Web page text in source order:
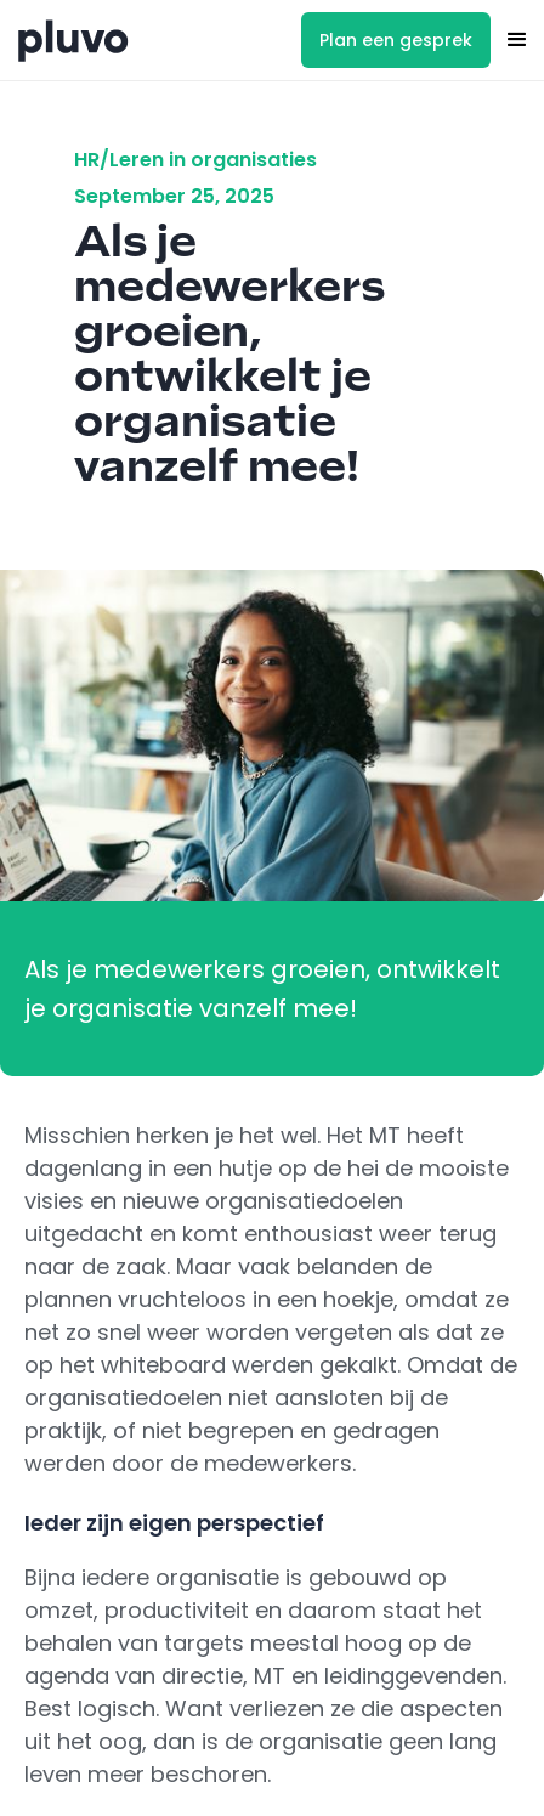
Plan een gesprek
HR/Leren in organisaties
September 25, 2025
Als je
medewerkers
groeien,
ontwikkelt je
organisatie
vanzelf mee!
Als je medewerkers groeien, ontwikkelt
je organisatie vanzelf mee!
Misschien herken je het wel. Het MT heeft
dagenlang in een hutje op de hei de mooiste
visies en nieuwe organisatiedoelen
uitgedacht en komt enthousiast weer terug
naar de zaak. Maar vaak belanden de
plannen vruchteloos in een hoekje, omdat ze
net zo snel weer worden vergeten als dat ze
op het whiteboard werden gekalkt. Omdat de
organisatiedoelen niet aansloten bij de
praktijk, of niet begrepen en gedragen
werden door de medewerkers.
Ieder zijn eigen perspectief
Bijna iedere organisatie is gebouwd op
omzet, productiviteit en daarom staat het
behalen van targets meestal hoog op de
agenda van directie, MT en leidinggevenden.
Best logisch. Want verliezen ze die aspecten
uit het oog, dan is de organisatie geen lang
leven meer beschoren.